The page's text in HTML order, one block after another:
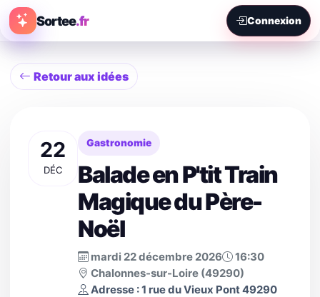
Sortee.fr Connexion
Retour aux idées
22
DÉC
Gastronomie
Balade en P'tit Train
Magique du Père-
Noël
mardi 22 décembre 2026
16:30
Chalonnes-sur-Loire (49290)
Adresse : 1 rue du Vieux Pont 49290